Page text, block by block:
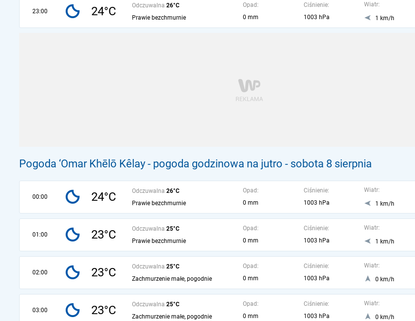
23:00 24°C Odczuwalna 26°C
Prawie bezchmurnie
Opad:
0 mm
Ciśnienie:
1003 hPa
Wiatr:
1 km/h
Pogoda ‘Omar Khēlō Kêlay - pogoda godzinowa na jutro - sobota 8 sierpnia
00:00 24°C Odczuwalna 26°C
Prawie bezchmurnie
Opad:
0 mm
Ciśnienie:
1003 hPa
Wiatr:
1 km/h
01:00 23°C Odczuwalna 25°C
Prawie bezchmurnie
Opad:
0 mm
Ciśnienie:
1003 hPa
Wiatr:
1 km/h
02:00 23°C Odczuwalna 25°C
Zachmurzenie małe, pogodnie
Opad:
0 mm
Ciśnienie:
1003 hPa
Wiatr:
0 km/h
03:00 23°C Odczuwalna 25°C
Zachmurzenie małe, pogodnie
Opad:
0 mm
Ciśnienie:
1003 hPa
Wiatr:
0 km/h